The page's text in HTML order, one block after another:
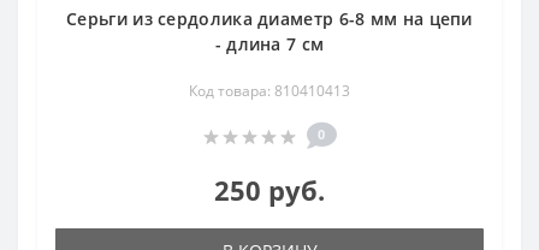
Серьги из сердолика диаметр 6-8 мм на цепи
- длина 7 см
Код товара: 810410413
0
250 руб.